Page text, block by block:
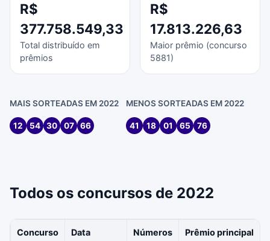
R$
377.758.549,33
Total distribuído em
prêmios
R$
17.813.226,63
Maior prêmio (concurso
5881)
MAIS SORTEADAS EM 2022
12 54 30 07 66
MENOS SORTEADAS EM 2022
41 18 01 65 76
Todos os concursos de 2022
Concurso Data Números Prêmio principal